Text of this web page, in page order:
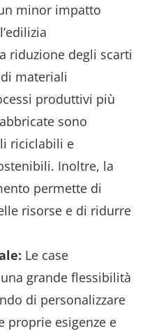
minor impatto
riduzione degli scarti
materiali
produttivi più
sono
riciclabili e
Inoltre, la
permette di
risorse e di ridurre
Le case
grande flessibilità
di personalizzare
proprie esigenze e